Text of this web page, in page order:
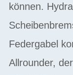
können.
Federgabel
Allrounder,